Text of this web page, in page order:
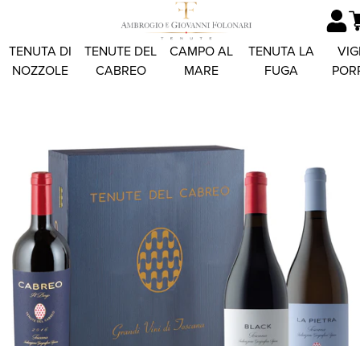
TENUTA DI
NOZZOLE
TENUTE DEL
CABREO
CAMPO AL
MARE
TENUTA LA
FUGA